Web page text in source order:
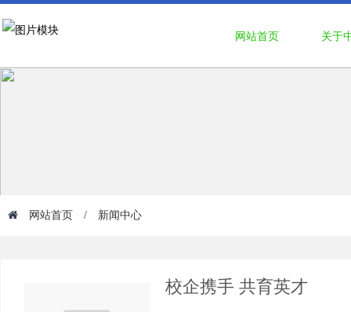
网站首页 关于
网站首页 / 新闻中心
校企携手 共育英才